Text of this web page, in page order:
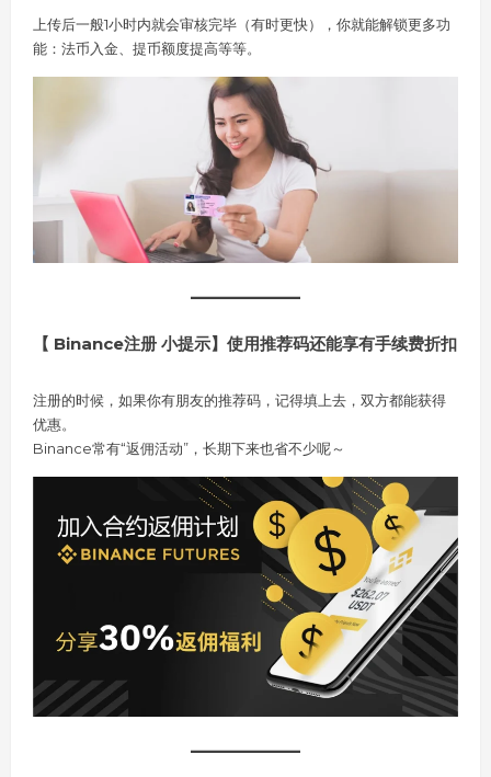
上传后一般1小时内就会审核完毕（有时更快），你就能解锁更多功
能：法币入金、提币额度提高等等。
【 Binance注册 小提示】使用推荐码还能享有手续费折扣
注册的时候，如果你有朋友的推荐码，记得填上去，双方都能获得
优惠。
Binance常有“返佣活动”，长期下来也省不少呢～